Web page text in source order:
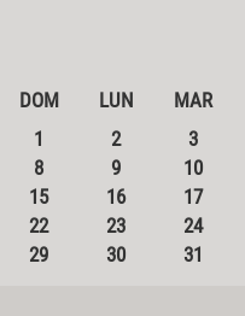
DOM LUN MAR
1
2 3
8
9 10
15
16 17
22
23 24
29
30 31